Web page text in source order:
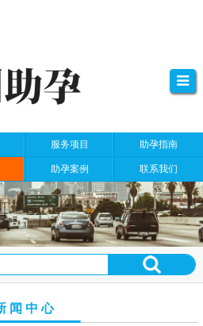
服务项目 助孕指南
助孕案例 联系我们
闻中心